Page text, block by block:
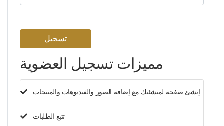
تسجيل
مميزات تسجيل العضوية
إنشئ صفحة لمنشئتك مع إضافة الصور والفيديوهات والمنتجات
تتبع الطلبات